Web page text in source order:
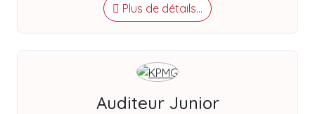
Plus de détails...
Auditeur Junior